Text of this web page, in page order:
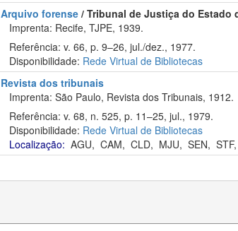
Arquivo forense / Tribunal de Justiça do Estado
Imprenta: Recife, TJPE, 1939.
Referência: v. 66, p. 9–26, jul./dez., 1977.
Disponibilidade: Rede Virtual de Bibliotecas
Revista dos tribunais
Imprenta: São Paulo, Revista dos Tribunais, 1912.
Referência: v. 68, n. 525, p. 11–25, jul., 1979.
Disponibilidade: Rede Virtual de Bibliotecas
Localização: AGU, CAM, CLD, MJU, SEN, STF,